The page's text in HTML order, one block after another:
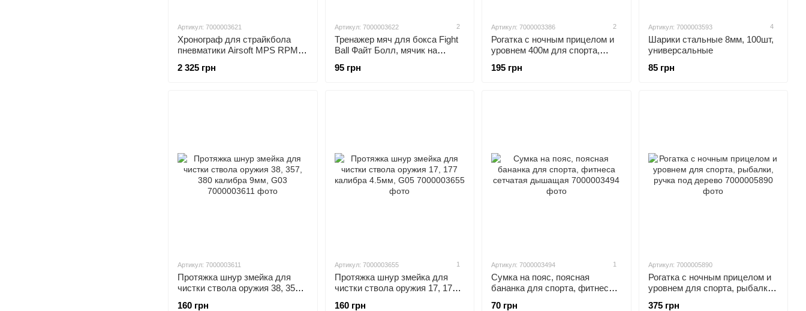
Артикул: 7000003621
Хронограф для страйкбола
пневматики Airsoft MPS RPM
2 325 грн
Артикул: 7000003622 2
Тренажер мяч для бокса Fight
Ball Файт Болл, мячик на
95 грн
Артикул: 7000003386 2
Рогатка с ночным прицелом и
уровнем 400м для спорта,
195 грн
Артикул: 7000003593 4
Шарики стальные 8мм, 100шт,
универсальные
85 грн
Артикул: 7000003611
Протяжка шнур змейка для
чистки ствола оружия 38, 357,
160 грн
Артикул: 7000003655 1
Протяжка шнур змейка для
чистки ствола оружия 17, 177
160 грн
Артикул: 7000003494 1
Сумка на пояс, поясная
бананка для спорта, фитнеса
70 грн
Артикул: 7000005890
Рогатка с ночным прицелом и
уровнем для спорта, рыбалки,
375 грн